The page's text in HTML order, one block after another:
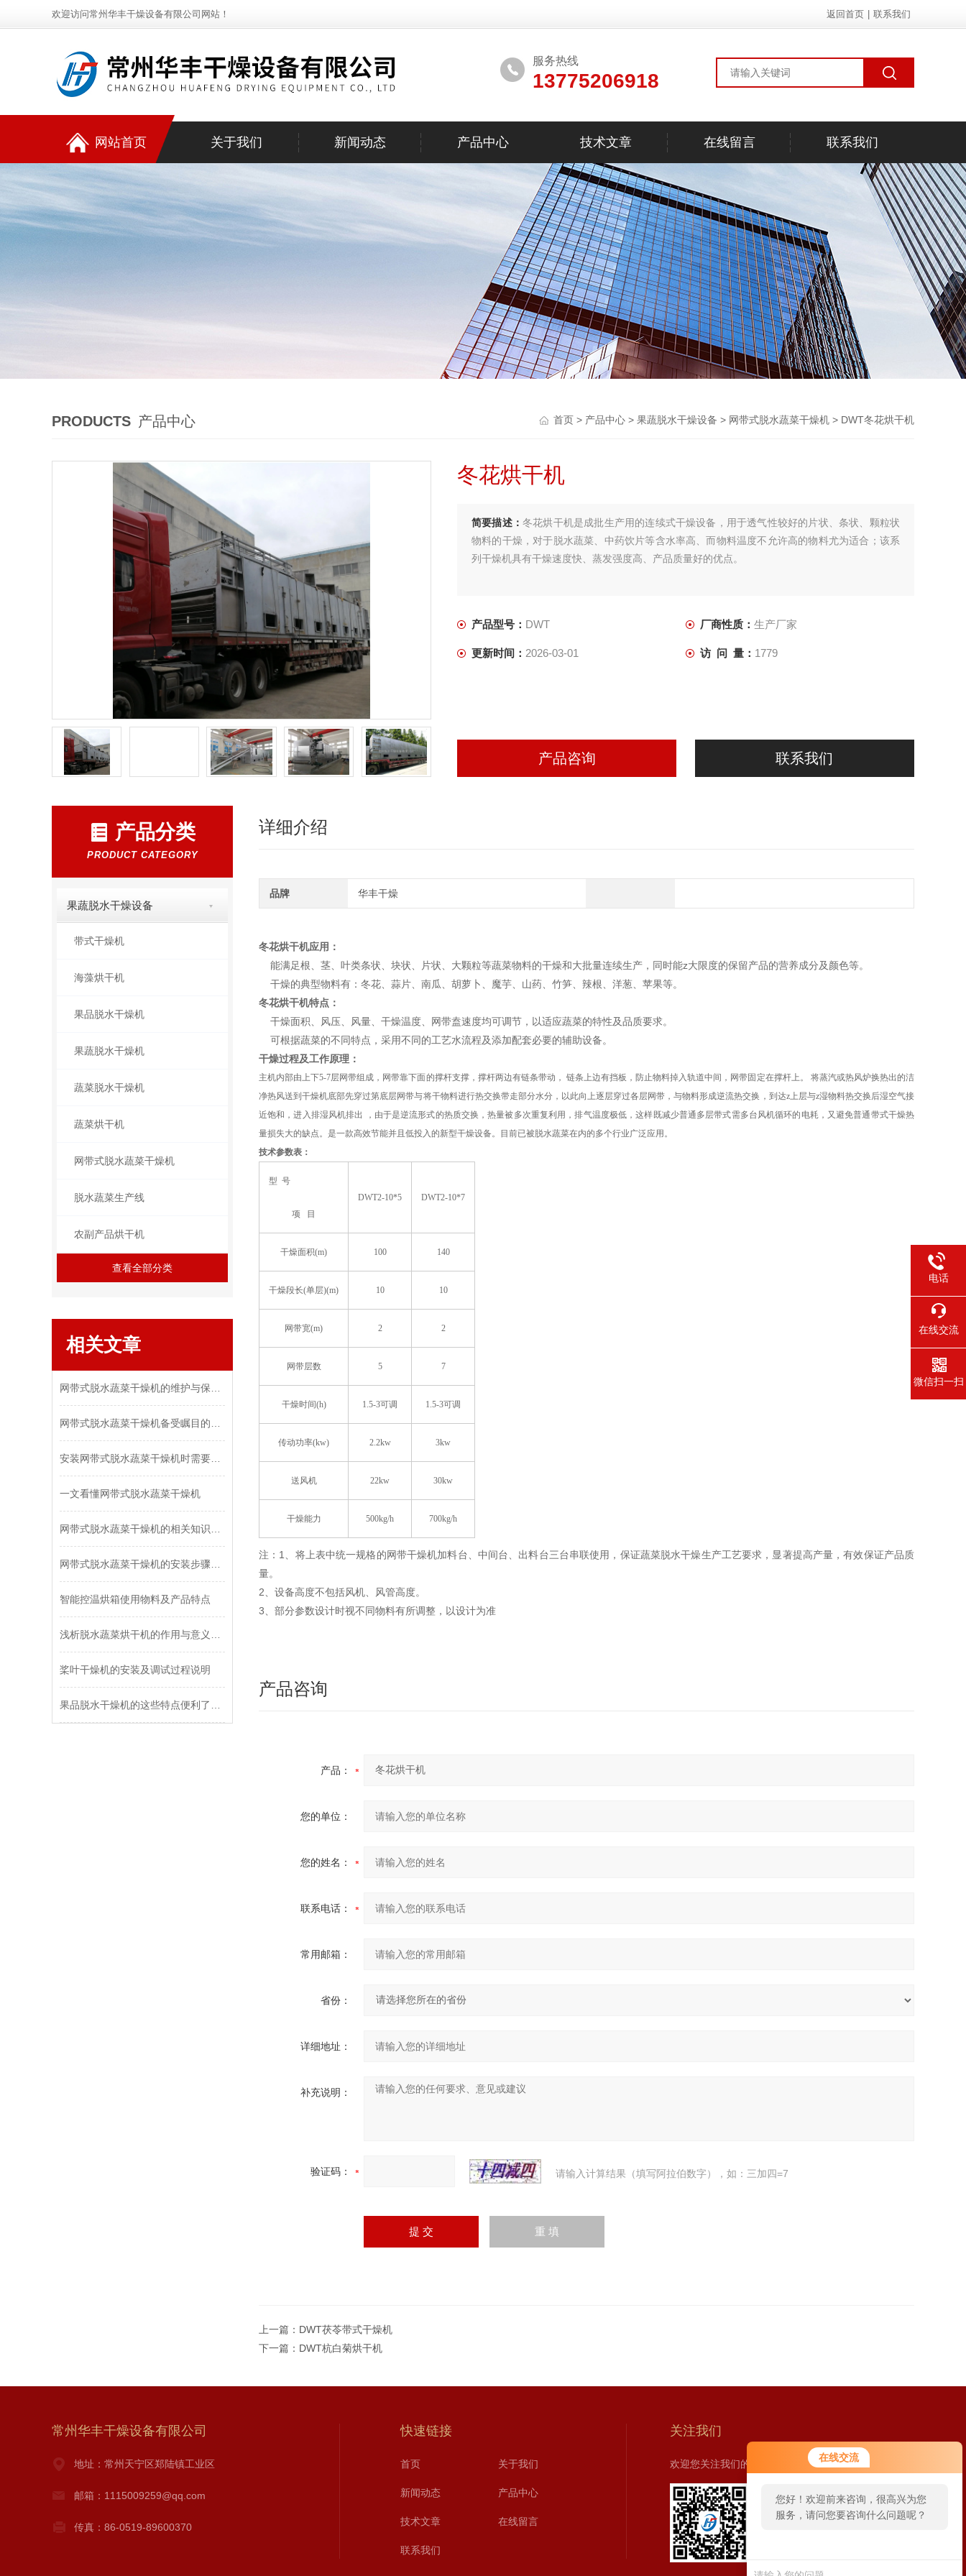
在线交流
您好！欢迎前来咨询，很高兴为您
服务，请问您要咨询什么问题呢？
您好，看您停留很久了，是否找到
了需求产品，您可以直接在线与我
欢迎访问常州华丰干燥设备有限公司网站！ 返回首页 联系我们
服务热线
13775206918
网站首页 关于我们 新闻动态 产品中心 技术文章 在线留言 联系我们
PRODUCTS 产品中心 首页 > 产品中心 > 果蔬脱水干燥设备 > 网带式脱水蔬菜干燥机 > DWT冬花烘干机
冬花烘干机
简要描述： 冬花烘干机是成批生产用的连续式干燥设备，用于透气性较好的片状、条状、颗粒状
物料的干燥，对于脱水蔬菜、中药饮片等含水率高、而物料温度不允许高的物料尤为适合；该系
列干燥机具有干燥速度快、蒸发强度高、产品质量好的优点。
产品型号： DWT 厂商性质： 生产厂家
更新时间： 2026-03-01 访 问 量： 1779
产品咨询 联系我们
产品分类
PRODUCT CATEGORY
果蔬脱水干燥设备
带式干燥机
海藻烘干机
果品脱水干燥机
果蔬脱水干燥机
蔬菜脱水干燥机
蔬菜烘干机
网带式脱水蔬菜干燥机
脱水蔬菜生产线
农副产品烘干机
查看全部分类
相关文章
一文看懂网带式脱水蔬菜干燥机
智能控温烘箱使用物料及产品特点
桨叶干燥机的安装及调试过程说明
详细介绍
品牌 华丰干燥
冬花烘干机应用：
能满足根、茎、叶类条状、块状、片状、大颗粒等蔬菜物料的干燥和大批量连续生产，同时能z大限度的保留产品的营养成分及颜色等。
干燥的典型物料有：冬花、蒜片、南瓜、胡萝卜、魔芋、山药、竹笋、辣根、洋葱、苹果等。
冬花烘干机特点：
干燥面积、风压、风量、干燥温度、网带盍速度均可调节，以适应蔬菜的特性及品质要求。
可根据蔬菜的不同特点，采用不同的工艺水流程及添加配套必要的辅助设备。
干燥过程及工作原理：
主机内部由上下5-7层网带组成，网带靠下面的撑杆支撑，撑杆两边有链条带动， 链条上边有挡板，防止物料掉入轨道中间，网带固定在撑杆上。 将蒸汽或热风炉换热出的洁
净热风送到干燥机底部先穿过第底层网带与将干物料进行热交换带走部分水分，以此向上逐层穿过各层网带，与物料形成逆流热交换，到达z上层与z湿物料热交换后湿空气接
近饱和，进入排湿风机排出 ，由于是逆流形式的热质交换，热量被多次重复利用，排气温度极低，这样既减少普通多层带式需多台风机循环的电耗，又避免普通带式干燥热
量损失大的缺点。是一款高效节能并且低投入的新型干燥设备。目前已被脱水蔬菜在内的多个行业广泛应用。
技术参数表：
型 号
项 目
DWT2-10*5 DWT2-10*7
干燥面积(m) 100 140
干燥段长(单层)(m) 10 10
网带宽(m) 2 2
网带层数 5 7
干燥时间(h) 1.5-3可调 1.5-3可调
传动功率(kw) 2.2kw 3kw
送风机 22kw 30kw
干燥能力 500kg/h 700kg/h
注：1、将上表中统一规格的网带干燥机加料台、中间台、出料台三台串联使用，保证蔬菜脱水干燥生产工艺要求，显著提高产量，有效保证产品质
量。
2、设备高度不包括风机、风管高度。
3、部分参数设计时视不同物料有所调整，以设计为准
产品咨询
产品：
您的单位：
您的姓名：
联系电话：
常用邮箱：
省份：
详细地址：
补充说明：
验证码： 请输入计算结果（填写阿拉伯数字），如：三加四=7
上一篇： DWT茯苓带式干燥机
下一篇： DWT杭白菊烘干机
常州华丰干燥设备有限公司
地址：常州天宁区郑陆镇工业区
邮箱：1115009259@qq.com
传真：86-0519-89600370
快速链接
首页 关于我们
新闻动态 产品中心
技术文章 在线留言
联系我们
关注我们
欢迎您关注我们的微信公众号了解更多信息：
电话
在线交流
微信扫一扫